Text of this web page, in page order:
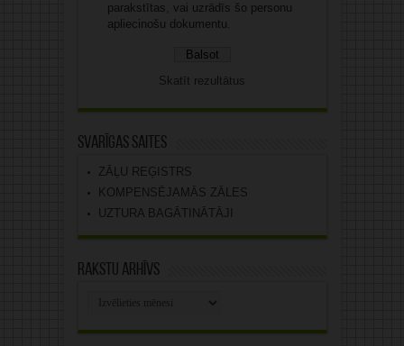
parakstītas, vai uzrādīs šo personu
apliecinošu dokumentu.
Skatīt rezultātus
Svarīgas saites
ZĀĻU REĢISTRS
KOMPENSĒJAMĀS ZĀLES
UZTURA BAGĀTINĀTĀJI
Rakstu arhīvs